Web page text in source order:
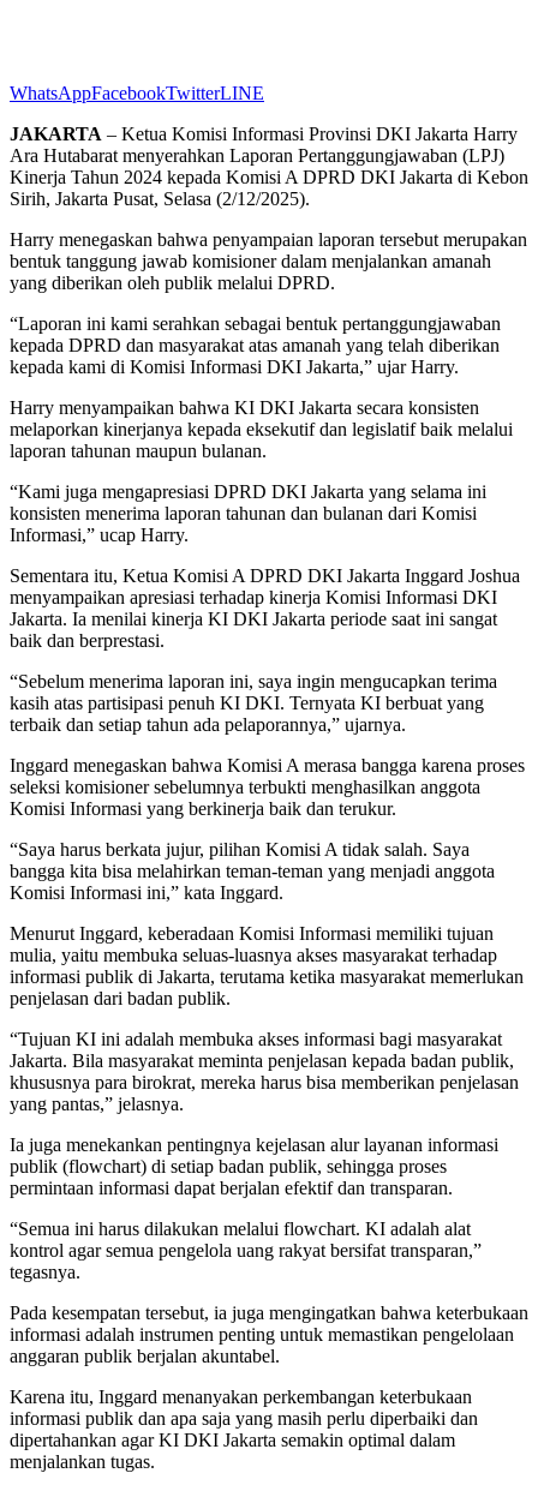
WhatsAppFacebookTwitterLINE
JAKARTA – Ketua Komisi Informasi Provinsi DKI Jakarta Harry
Ara Hutabarat menyerahkan Laporan Pertanggungjawaban (LPJ)
Kinerja Tahun 2024 kepada Komisi A DPRD DKI Jakarta di Kebon
Sirih, Jakarta Pusat, Selasa (2/12/2025).
Harry menegaskan bahwa penyampaian laporan tersebut merupakan
bentuk tanggung jawab komisioner dalam menjalankan amanah
yang diberikan oleh publik melalui DPRD.
“Laporan ini kami serahkan sebagai bentuk pertanggungjawaban
kepada DPRD dan masyarakat atas amanah yang telah diberikan
kepada kami di Komisi Informasi DKI Jakarta,” ujar Harry.
Harry menyampaikan bahwa KI DKI Jakarta secara konsisten
melaporkan kinerjanya kepada eksekutif dan legislatif baik melalui
laporan tahunan maupun bulanan.
“Kami juga mengapresiasi DPRD DKI Jakarta yang selama ini
konsisten menerima laporan tahunan dan bulanan dari Komisi
Informasi,” ucap Harry.
Sementara itu, Ketua Komisi A DPRD DKI Jakarta Inggard Joshua
menyampaikan apresiasi terhadap kinerja Komisi Informasi DKI
Jakarta. Ia menilai kinerja KI DKI Jakarta periode saat ini sangat
baik dan berprestasi.
“Sebelum menerima laporan ini, saya ingin mengucapkan terima
kasih atas partisipasi penuh KI DKI. Ternyata KI berbuat yang
terbaik dan setiap tahun ada pelaporannya,” ujarnya.
Inggard menegaskan bahwa Komisi A merasa bangga karena proses
seleksi komisioner sebelumnya terbukti menghasilkan anggota
Komisi Informasi yang berkinerja baik dan terukur.
“Saya harus berkata jujur, pilihan Komisi A tidak salah. Saya
bangga kita bisa melahirkan teman-teman yang menjadi anggota
Komisi Informasi ini,” kata Inggard.
Menurut Inggard, keberadaan Komisi Informasi memiliki tujuan
mulia, yaitu membuka seluas-luasnya akses masyarakat terhadap
informasi publik di Jakarta, terutama ketika masyarakat memerlukan
penjelasan dari badan publik.
“Tujuan KI ini adalah membuka akses informasi bagi masyarakat
Jakarta. Bila masyarakat meminta penjelasan kepada badan publik,
khususnya para birokrat, mereka harus bisa memberikan penjelasan
yang pantas,” jelasnya.
Ia juga menekankan pentingnya kejelasan alur layanan informasi
publik (flowchart) di setiap badan publik, sehingga proses
permintaan informasi dapat berjalan efektif dan transparan.
“Semua ini harus dilakukan melalui flowchart. KI adalah alat
kontrol agar semua pengelola uang rakyat bersifat transparan,”
tegasnya.
Pada kesempatan tersebut, ia juga mengingatkan bahwa keterbukaan
informasi adalah instrumen penting untuk memastikan pengelolaan
anggaran publik berjalan akuntabel.
Karena itu, Inggard menanyakan perkembangan keterbukaan
informasi publik dan apa saja yang masih perlu diperbaiki dan
dipertahankan agar KI DKI Jakarta semakin optimal dalam
menjalankan tugas.